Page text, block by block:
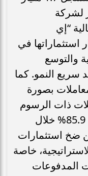
لشركة
“إي
استثماراتها في
والتوسع
سريع النمو. كما
بصورة
ذات الرسوم
المتغيرة بمعدل سنوي قوي بلغ 85.9% خلال
ضخ استثمارات
خاصة
المدفوعات